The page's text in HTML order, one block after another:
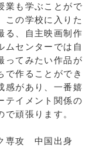
業も学ぶことがで
この学校に入りた
る、自主映画制作
ムセンターでは自
ってみたい作品が
で作ることができ
感があり、一番嬉
テイメント関係の
頑張ります。
専攻 中国出身